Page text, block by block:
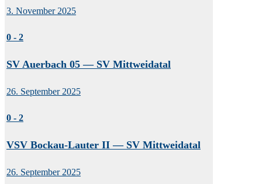
3. November 2025
0 - 2
SV Auerbach 05 — SV Mittweidatal
26. September 2025
0 - 2
VSV Bockau-Lauter II — SV Mittweidatal
26. September 2025